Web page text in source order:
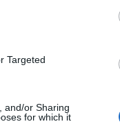
Targeted
and/or Sharing
for which it